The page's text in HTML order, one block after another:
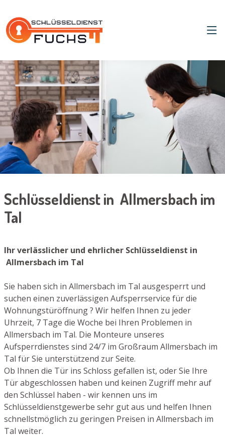
Schlüsseldienst in Allmersbach im
Tal
Ihr verlässlicher und ehrlicher Schlüsseldienst in
Allmersbach im Tal
Sie haben sich in Allmersbach im Tal ausgesperrt und
suchen einen zuverlässigen Aufsperrservice für die
Wohnungstüröffnung ? Wir helfen Ihnen zu jeder
Uhrzeit, 7 Tage die Woche bei Ihren Problemen in
Allmersbach im Tal. Die Monteure unseres
Aufsperrdienstes sind 24/7 im Großraum Allmersbach im
Tal für Sie unterstützend zur Seite.
Ob Ihnen die Tür ins Schloss gefallen ist, oder Sie Ihre
Tür abgeschlossen haben und keinen Zugriff mehr auf
den Schlüssel haben - wir kennen uns im
Schlüsseldienstgewerbe sehr gut aus und helfen Ihnen
schnellstmöglich zu geringen Preisen in Allmersbach im
Tal weiter.